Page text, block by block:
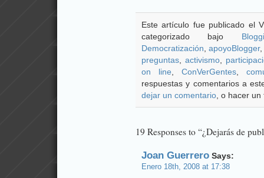
Este artículo fue publicado el
categorizado bajo
Democratización ,apoyoBlogger
preguntas
activismo
on line ,ConVerGentes ,
respuestas y comentarios a
dejar un comentario , o hacer
19 Responses to “¿Dejarás de
Joan Guerrero Says:
Enero 18th, 2008 at 17:38